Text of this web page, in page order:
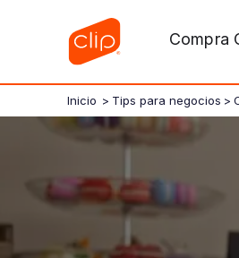
Compra
Inicio > Tips para negocios >